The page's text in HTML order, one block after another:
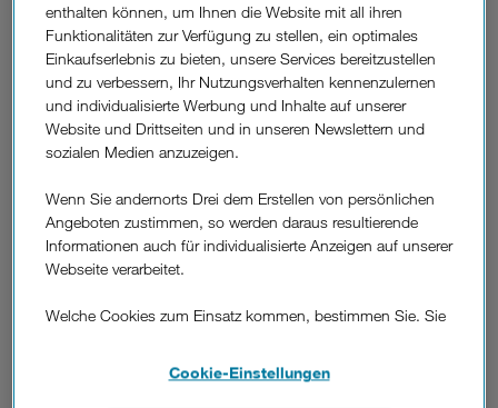
zurück an zehn legendäre Kinderserien , die für viele
glückliche Stunden gesorgt haben. Wenn Sie dabei die
Sehnsucht nach kindlicher Unbeschwertheit packt, können Sie
übrigensdie beliebtesten Kindersendungen auch mit Drei TV
jederzeit und von überall ansehen. Jetzt aber zu unserem Best-
of der legendärsten Kinderserien – viel Spaß beim
Zurückerinnern!
Klassiker der 90er:Tom
Turbo.
FederThomas Brezinas, das dank seiner 111 Tricks Folge für
konnten selbst mitraten und dabei Buchstaben sammeln, die
im Anschluss gegen eine Gewinnchance eingesendet werden
enthalten können, um Ihnen die Website mit all ihren
Funktionalitäten zur Verfügung zu stellen, ein optimales
Einkaufserlebnis zu bieten, unsere Services bereitzustellen
und zu verbessern, Ihr Nutzungsverhalten kennenzulernen
und individualisierte Werbung und Inhalte auf unserer
Website und Drittseiten und in unseren Newslettern und
sozialen Medien anzuzeigen.
Wenn Sie andernorts Drei dem Erstellen von persönlichen
Angeboten zustimmen, so werden daraus resultierende
Informationen auch für individualisierte Anzeigen auf unserer
Webseite verarbeitet.
Welche Cookies zum Einsatz kommen, bestimmen Sie. Sie
Details und alle Optionen finden Sie unter „Cookie-
Cookie-Einstellungen